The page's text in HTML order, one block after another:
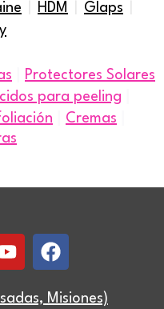
HDM Glaps
Protectores Solares
para peeling
Cremas
YoutubeFacebook
Misiones)